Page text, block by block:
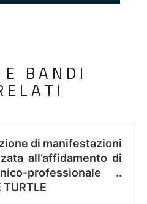
BANDI
di manifestazioni
all’affidamento di
professionale ..
TURTLE